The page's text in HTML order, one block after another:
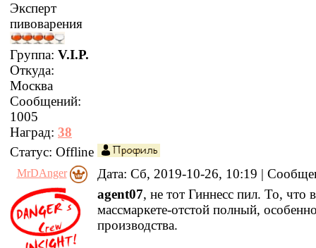
Эксперт
пивоварения
Группа: V.I.P.
Откуда:
Москва
Сообщений:
1005
Наград: 38
Статус: Offline
MrDAnger Дата: Сб, 2019-10-26, 10:19 |
agent07, не тот Гиннесс пил. То, что в
массмаркете-отстой полный,
производства.